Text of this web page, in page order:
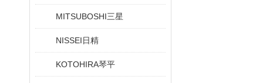
MITSUBOSHI三星
NISSEI日精
KOTOHIRA琴平